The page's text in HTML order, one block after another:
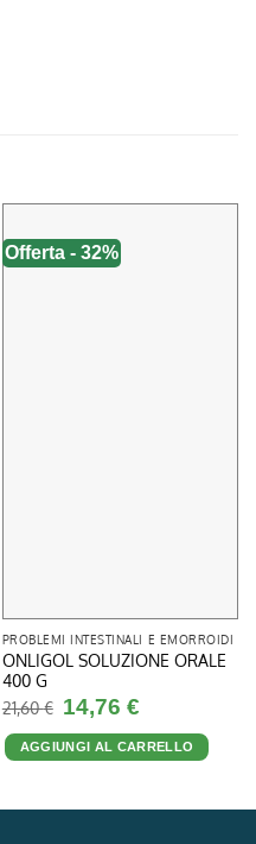
Offerta - 32%
PROBLEMI INTESTINALI E EMORROIDI
ONLIGOL SOLUZIONE ORALE
400 G
21,60€ Il
prezzo
originale
era:
21,60 €.
14,76 €Il
prezzo
attuale
è:
14,76 €.
AGGIUNGI AL CARRELLO